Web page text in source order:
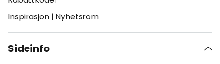
Inspirasjon | Nyhetsrom
Sideinfo